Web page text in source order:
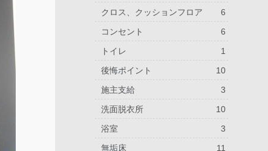
クロス、クッションフロア
6
コンセント
6
トイレ
1
後悔ポイント
10
施主支給
3
洗面脱衣所
10
浴室
3
無垢床
11